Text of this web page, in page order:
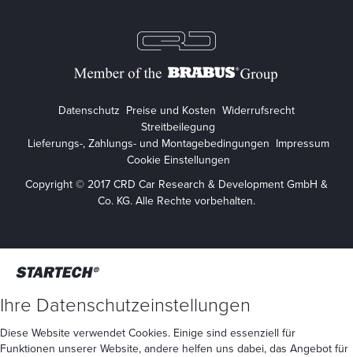
Datenschutz Preise und Kosten Widerrufsrecht
Streitbeilegung
Lieferungs-, Zahlungs- und Montagebedingungen Impressum
Cookie Einstellungen
Copyright © 2017 CRD Car Research & Development GmbH &
Co. KG. Alle Rechte vorbehalten.
Ihre Datenschutzeinstellungen
Diese Website verwendet Cookies. Einige sind essenziell für
Funktionen unserer Website, andere helfen uns dabei, das Angebot für